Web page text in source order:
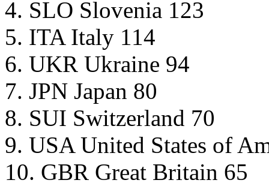
4. SLO Slovenia 123
5. ITA Italy 114
6. UKR Ukraine 94
7. JPN Japan 80
8. SUI Switzerland 70
9. USA United States of
10. GBR Great Britain 65